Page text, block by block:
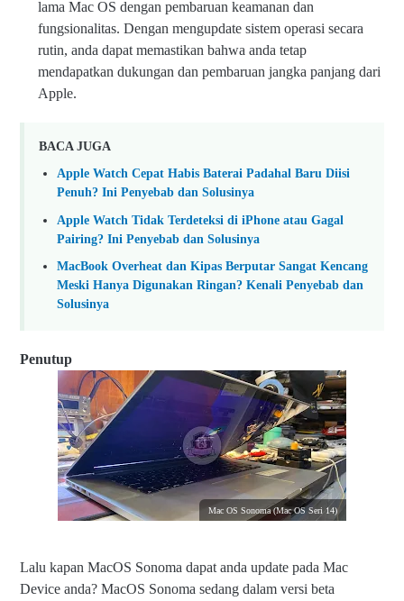
lama Mac OS dengan pembaruan keamanan dan
fungsionalitas. Dengan mengupdate sistem operasi secara
rutin, anda dapat memastikan bahwa anda tetap
mendapatkan dukungan dan pembaruan jangka panjang dari
Apple.
BACA JUGA
Apple Watch Cepat Habis Baterai Padahal Baru Diisi
Penuh? Ini Penyebab dan Solusinya
Apple Watch Tidak Terdeteksi di iPhone atau Gagal
Pairing? Ini Penyebab dan Solusinya
MacBook Overheat dan Kipas Berputar Sangat Kencang
Meski Hanya Digunakan Ringan? Kenali Penyebab dan
Solusinya
Penutup
Mac OS Sonoma (Mac OS Seri 14)
Lalu kapan MacOS Sonoma dapat anda update pada Mac
Device anda? MacOS Sonoma sedang dalam versi beta